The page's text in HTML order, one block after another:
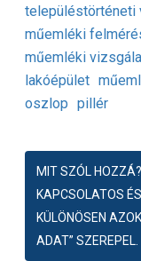
településtörténeti
műemléki
műemléki
lakóépület
oszlop pillér
MIT SZÓL
KAPCSOLATOS
KÜLÖNÖSEN
ADAT” SZEREPEL.